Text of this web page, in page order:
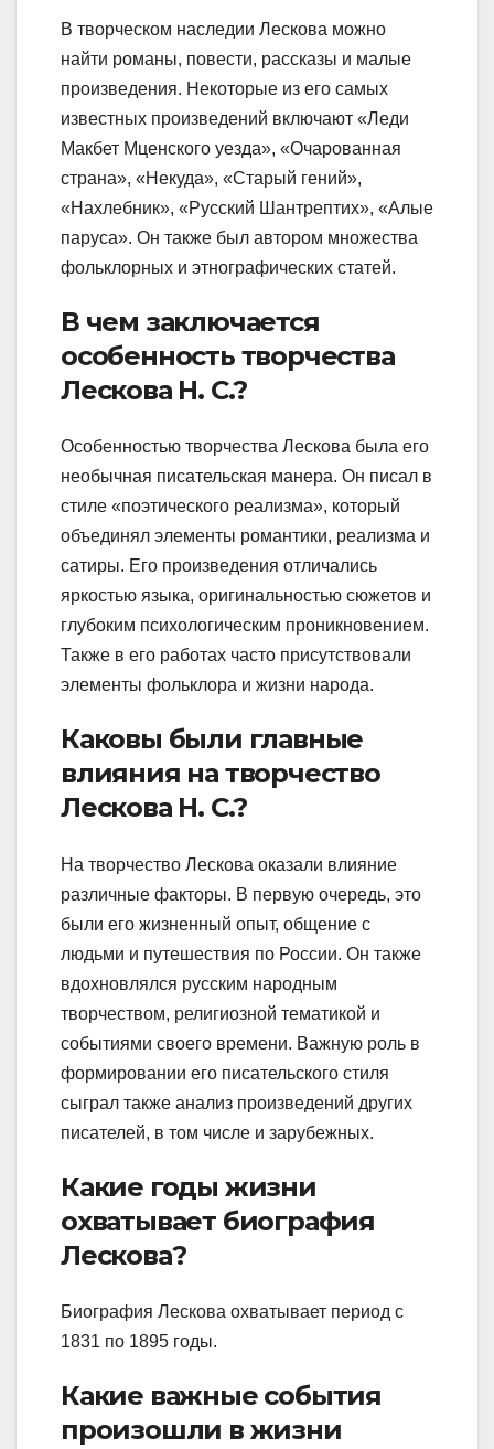
В творческом наследии Лескова можно
найти романы, повести, рассказы и малые
произведения. Некоторые из его самых
известных произведений включают «Леди
Макбет Мценского уезда», «Очарованная
страна», «Некуда», «Старый гений»,
«Нахлебник», «Русский Шантрептих», «Алые
паруса». Он также был автором множества
фольклорных и этнографических статей.
В чем заключается
особенность творчества
Лескова Н. С.?
Особенностью творчества Лескова была его
необычная писательская манера. Он писал в
стиле «поэтического реализма», который
объединял элементы романтики, реализма и
сатиры. Его произведения отличались
яркостью языка, оригинальностью сюжетов и
глубоким психологическим проникновением.
Также в его работах часто присутствовали
элементы фольклора и жизни народа.
Каковы были главные
влияния на творчество
Лескова Н. С.?
На творчество Лескова оказали влияние
различные факторы. В первую очередь, это
были его жизненный опыт, общение с
людьми и путешествия по России. Он также
вдохновлялся русским народным
творчеством, религиозной тематикой и
событиями своего времени. Важную роль в
формировании его писательского стиля
сыграл также анализ произведений других
писателей, в том числе и зарубежных.
Какие годы жизни
охватывает биография
Лескова?
Биография Лескова охватывает период с
1831 по 1895 годы.
Какие важные события
произошли в жизни